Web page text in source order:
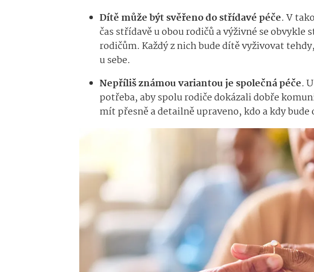
Dítě může být svěřeno do střídavé péče. V
čas střídavě u obou rodičů a výživné se obvykle
rodičům. Každý z nich bude dítě vyživovat
u sebe.
Nepříliš známou variantou je společná péče.
potřeba, aby spolu rodiče dokázali dobře
mít přesně a detailně upraveno, kdo a kdy bude